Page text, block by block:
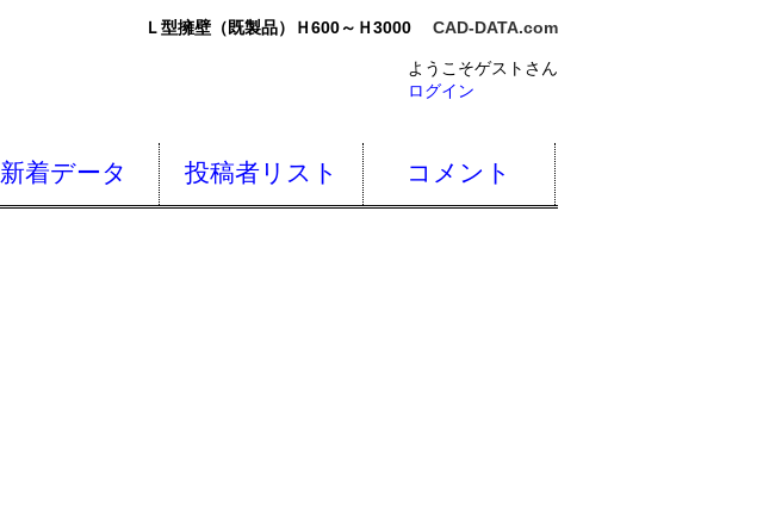
Ｌ型擁壁（既製品）Ｈ600～Ｈ3000 CAD-DATA.com
ようこそゲストさん
ログイン
新着データ 投稿者リスト コメント